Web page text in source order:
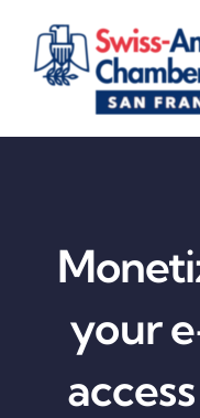
content
your